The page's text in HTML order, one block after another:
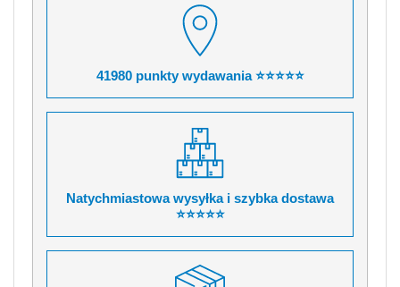
41980 punkty wydawania ⭐⭐⭐⭐⭐
Natychmiastowa wysyłka i szybka dostawa
⭐⭐⭐⭐⭐